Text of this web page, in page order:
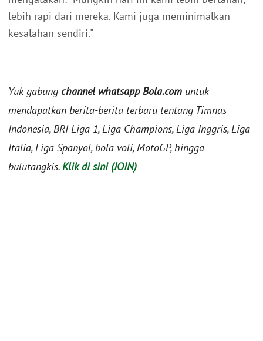
lebih rapi dari mereka. Kami juga meminimalkan
kesalahan sendiri."
Yuk gabung channel whatsapp Bola.com untuk
mendapatkan berita-berita terbaru tentang Timnas
Indonesia, BRI Liga 1, Liga Champions, Liga Inggris, Liga
Italia, Liga Spanyol, bola voli, MotoGP, hingga
bulutangkis.Klik di sini (JOIN)